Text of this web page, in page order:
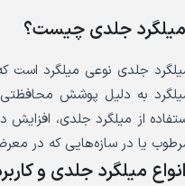
میلگرد جلدی چیست؟
جلدی نوعی میلگرد است
به دلیل پوشش محافظتی
از میلگرد جلدی،
یا در سازه‌هایی که در معرض
انواع میلگرد جلدی و